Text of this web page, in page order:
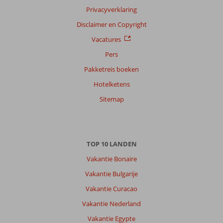
Privacyverklaring
Disclaimer en Copyright
Vacatures
Pers
Pakketreis boeken
Hotelketens
Sitemap
TOP 10 LANDEN
Vakantie Bonaire
Vakantie Bulgarije
Vakantie Curacao
Vakantie Nederland
Vakantie Egypte